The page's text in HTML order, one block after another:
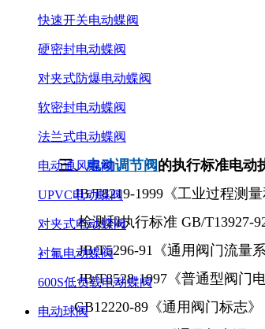
快速开关电动蝶阀
硬密封电动蝶阀
对夹式防爆电动蝶阀
软密封电动蝶阀
法兰式电动蝶阀
电动通风蝶阀
UPVC电动蝶阀
对夹式电动蝶阀
衬氟电动蝶阀
600S低负载电动蝶阀
电动球阀
三、电动调节阀 的执行标准电动
JB/T8219-1999《工业过程测量
检测和执行标准 GB/T13927-92
JB/T5296-91《通用阀门流量系
JB/T8528-1997《普通型阀门电
GB12220-89《通用阀门标志》